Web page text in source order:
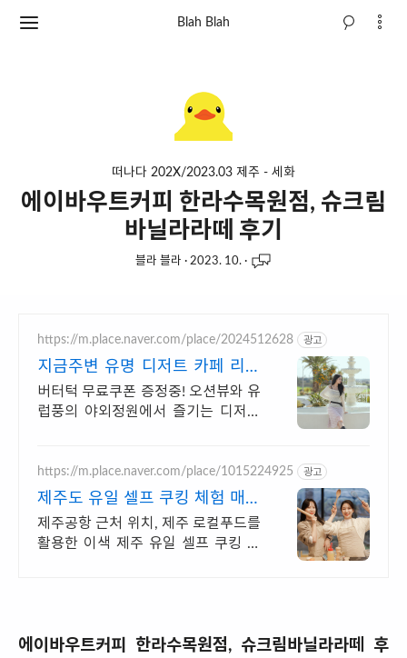
Blah Blah
떠나다 202X/2023.03 제주 - 세화
에이바우트커피 한라수목원점, 슈크림
바닐라라떼 후기
블라 블라 · 2023. 10. ·
https://m.place.naver.com/place/2024512628 광고
지금주변 유명 디저트 카페 리뷰
인증된 핫플!별점4.83
버터턱 무료쿠폰 증정중! 오션뷰와 유
럽풍의 야외정원에서 즐기는 디저트
https://m.place.naver.com/place/1015224925 광고
제주도 유일 셀프 쿠킹 체험 매일
반복되는 일상속추억만들기
제주공항 근처 위치, 제주 로컬푸드를
활용한 이색 제주 유일 셀프 쿠킹 클
에이바우트커피 한라수목원점, 슈크림바닐라라떼 후